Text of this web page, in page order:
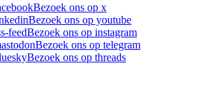
Bezoek ons op x
Bezoek ons op youtube
feedBezoek ons op instagram
Bezoek ons op telegram
Bezoek ons op threads